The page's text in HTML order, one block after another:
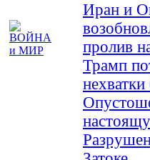
Иран и
пролив
Трамп